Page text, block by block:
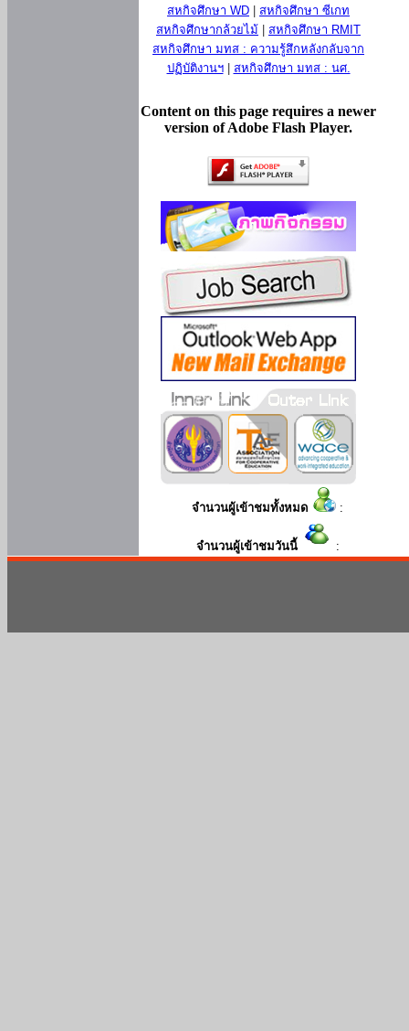
สหกิจศึกษา WD
สหกิจศึกษา ซีเกท
สหกิจศึกษากล้วยไม้
สหกิจศึกษา RMIT
สหกิจศึกษา มทส : ความรู้สึกหลังกลับจาก
ปฏิบัติงานฯ| สหกิจศึกษา มทส : นศ.
Content on this page requires a newer
version of Adobe Flash Player.
จำนวนผู้เข้าชมทั้งหมด :
จำนวนผู้เข้าชมวันนี้ :